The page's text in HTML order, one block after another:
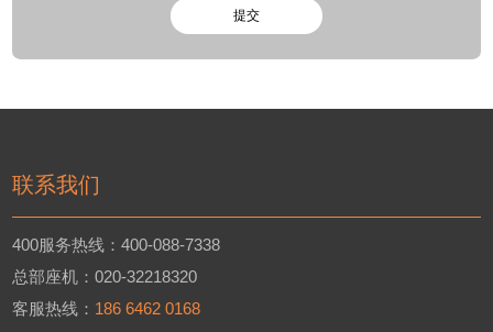
联系我们
400服务热线：400-088-7338
总部座机：020-32218320
客服热线： 186 6462 0168